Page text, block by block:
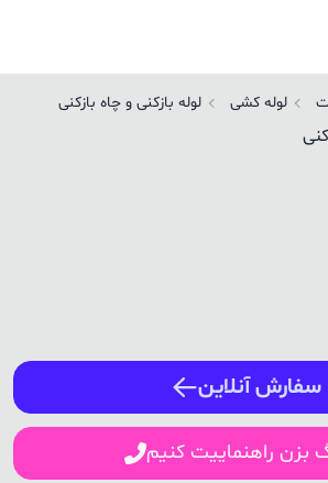
لوله کشی لوله بازکنی و چاه بازکنی
سفارش آنلاین
بزن راهنماییت کنیم
ورود